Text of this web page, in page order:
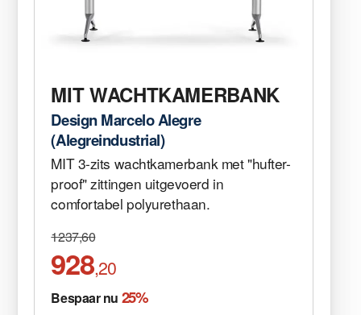
MIT WACHTKAMERBANK
Design Marcelo Alegre
(Alegreindustrial)
MIT 3-zits wachtkamerbank met "hufter-
proof" zittingen uitgevoerd in
comfortabel polyurethaan.
1237,60
928,20
Bespaar nu 25%